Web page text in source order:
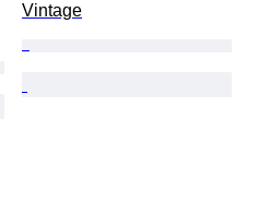
Vintage